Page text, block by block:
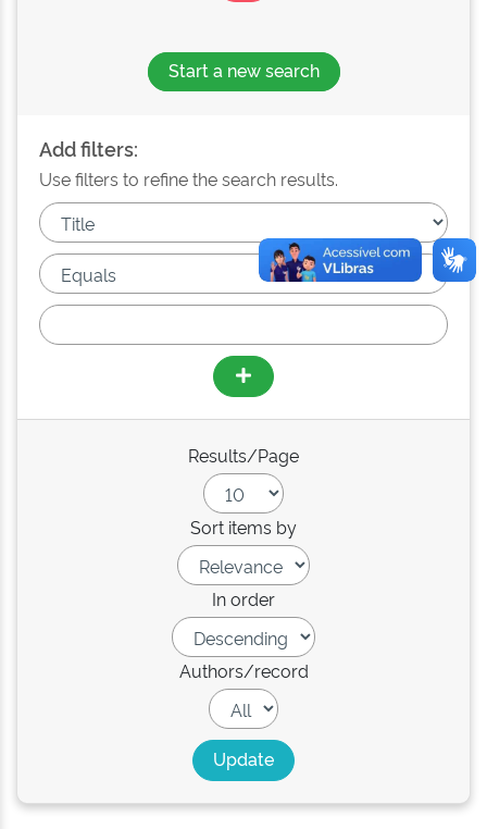
Start a new search
Add filters:
Use filters to refine the search results.
Results/Page
Sort items by
In order
Authors/record